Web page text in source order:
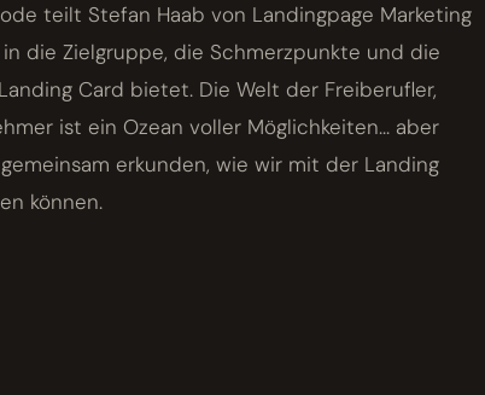
teilt Stefan Haab von Landingpage Marketing
die Zielgruppe, die Schmerzpunkte und die
Card bietet. Die Welt der Freiberufler,
ist ein Ozean voller Möglichkeiten... aber
erkunden, wie wir mit der Landing
können.